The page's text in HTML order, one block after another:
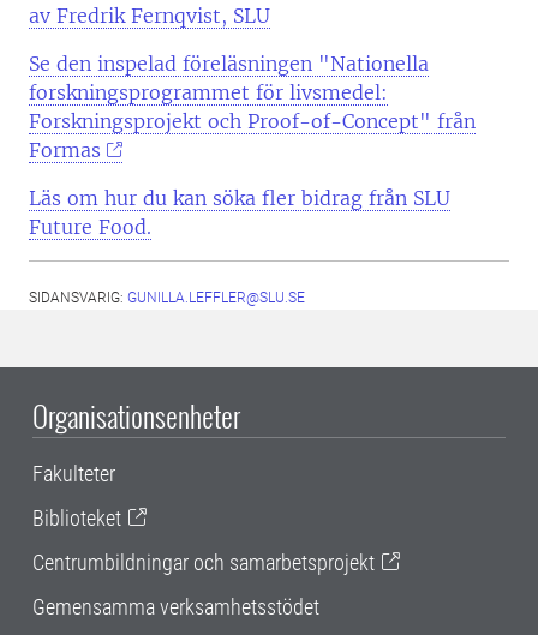
av Fredrik Fernqvist, SLU
Se den inspelad föreläsningen "Nationella
forskningsprogrammet för livsmedel:
Forskningsprojekt och Proof-of-Concept" från
Formas
Läs om hur du kan söka fler bidrag från SLU
Future Food.
SIDANSVARIG: GUNILLA.LEFFLER@SLU.SE
Organisationsenheter
Fakulteter
Biblioteket
Centrumbildningar och samarbetsprojekt
Gemensamma verksamhetsstödet